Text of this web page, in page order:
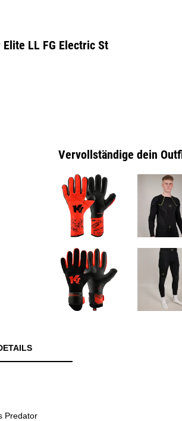
LL FG Electric St
Vervollständige dein
Predator